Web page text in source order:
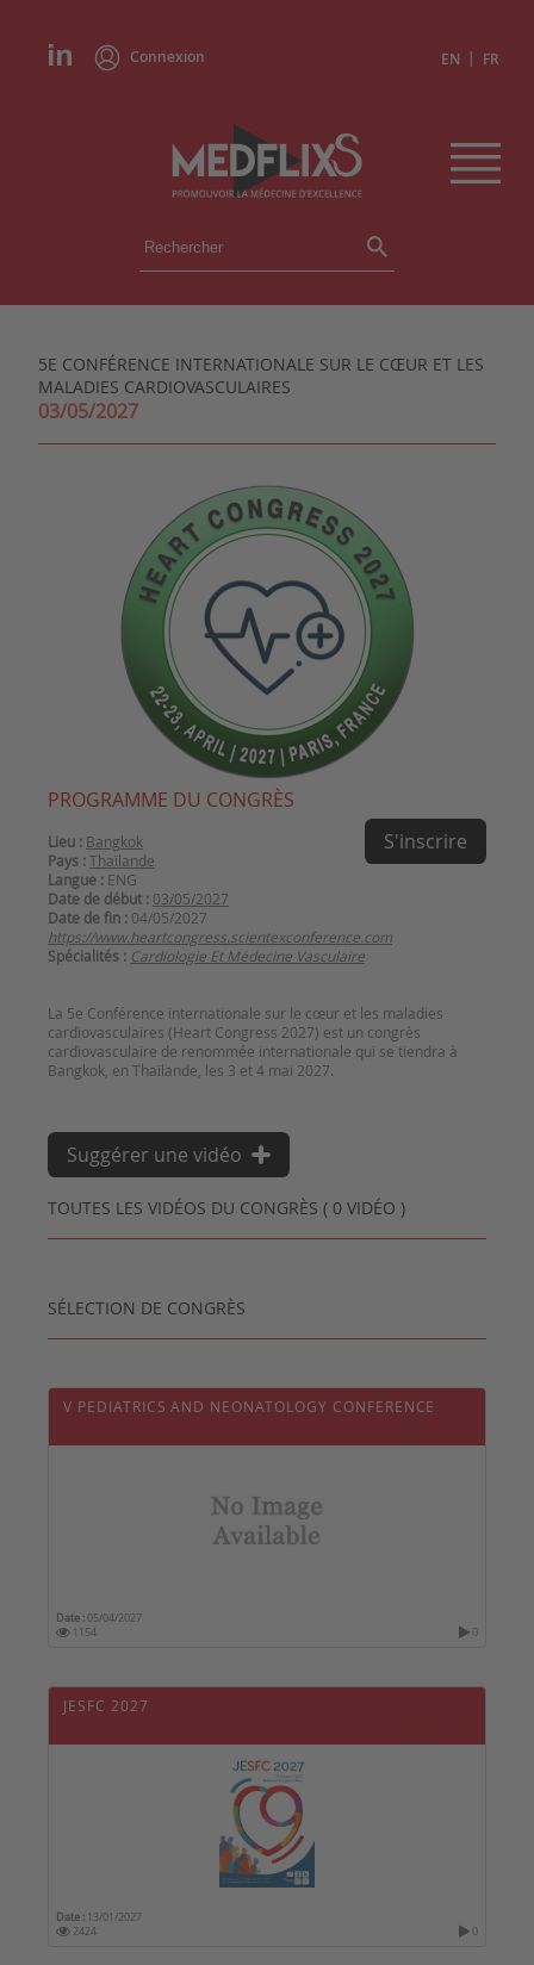
Connexion EN | FR
ÉVÉNEMENTS
INSTITUTIONS
CONGRÈS EN RÉSUMÉ
5E CONFÉRENCE INTERNATIONALE SUR LE CŒUR ET LES
MALADIES CARDIOVASCULAIRES
03/05/2027
PROGRAMME DU CONGRÈS
S'inscrire
Lieu : Bangkok
Pays :Thaïlande
Langue : ENG
Date de début : 03/05/2027
Date de fin : 04/05/2027
https://www.heartcongress.scientexconference.com
Spécialités : Cardiologie Et Médecine Vasculaire
La 5e Conférence internationale sur le cœur et les maladies
cardiovasculaires (Heart Congress 2027) est un congrès
cardiovasculaire de renommée internationale qui se tiendra à
TOUTES LES VIDÉOS DU CONGRÈS ( 0 VIDÉO )
Suggérer une vidéo
SÉLECTION DE CONGRÈS
V PEDIATRICS AND NEONATOLOGY CONFERENCE
Date :05/04/2027
1154
0
JESFC 2027
Date : 13/01/2027
2424
0